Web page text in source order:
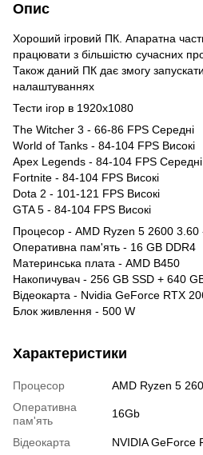
Опис
Хороший ігровий ПК. Апаратна
працювати з більшістю сучасних
Також даний ПК дає змогу
налаштуваннях
Тести ігор в 1920x1080
The Witcher 3 - 66-86 FPS Середні
World of Tanks - 84-104 FPS Високі
Apex Legends - 84-104 FPS Середні
Fortnite - 84-104 FPS Високі
Dota 2 - 101-121 FPS Високі
GTA 5 - 84-104 FPS Високі
Процесор - AMD Ryzen 5 2600 3.60
Оперативна пам'ять - 16 GB DDR4
Материнська плата - AMD B450
Накопичувач - 256 GB SSD + 640
Відеокарта - Nvidia GeForce RTX
Блок живлення - 500 W
Характеристики
Процесор
AMD Ryzen 5
Оперативна
пам'ять
16Gb
Відеокарта
NVIDIA GeForce